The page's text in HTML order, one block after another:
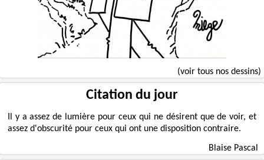
(voir tous nos dessins)
Citation du jour
Il y a assez de lumière pour ceux qui ne désirent que de voir, et
assez d'obscurité pour ceux qui ont une disposition contraire.
Blaise Pascal